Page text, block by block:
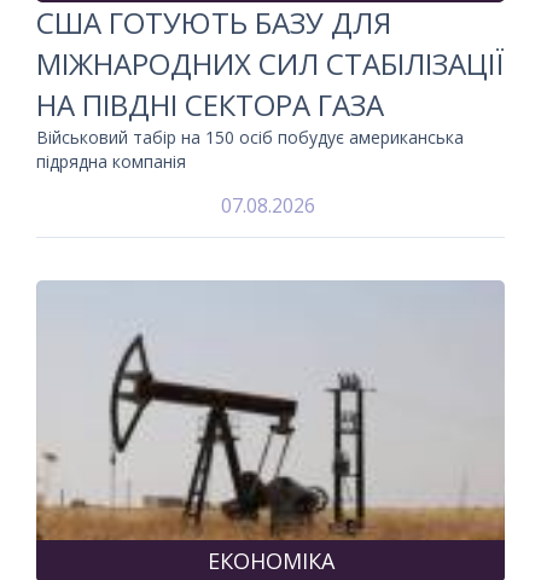
США ГОТУЮТЬ БАЗУ ДЛЯ
МІЖНАРОДНИХ СИЛ СТАБІЛІЗАЦІЇ
НА ПІВДНІ СЕКТОРА ГАЗА
Військовий табір на 150 осіб побудує американська
підрядна компанія
07.08.2026
ЕКОНОМІКА